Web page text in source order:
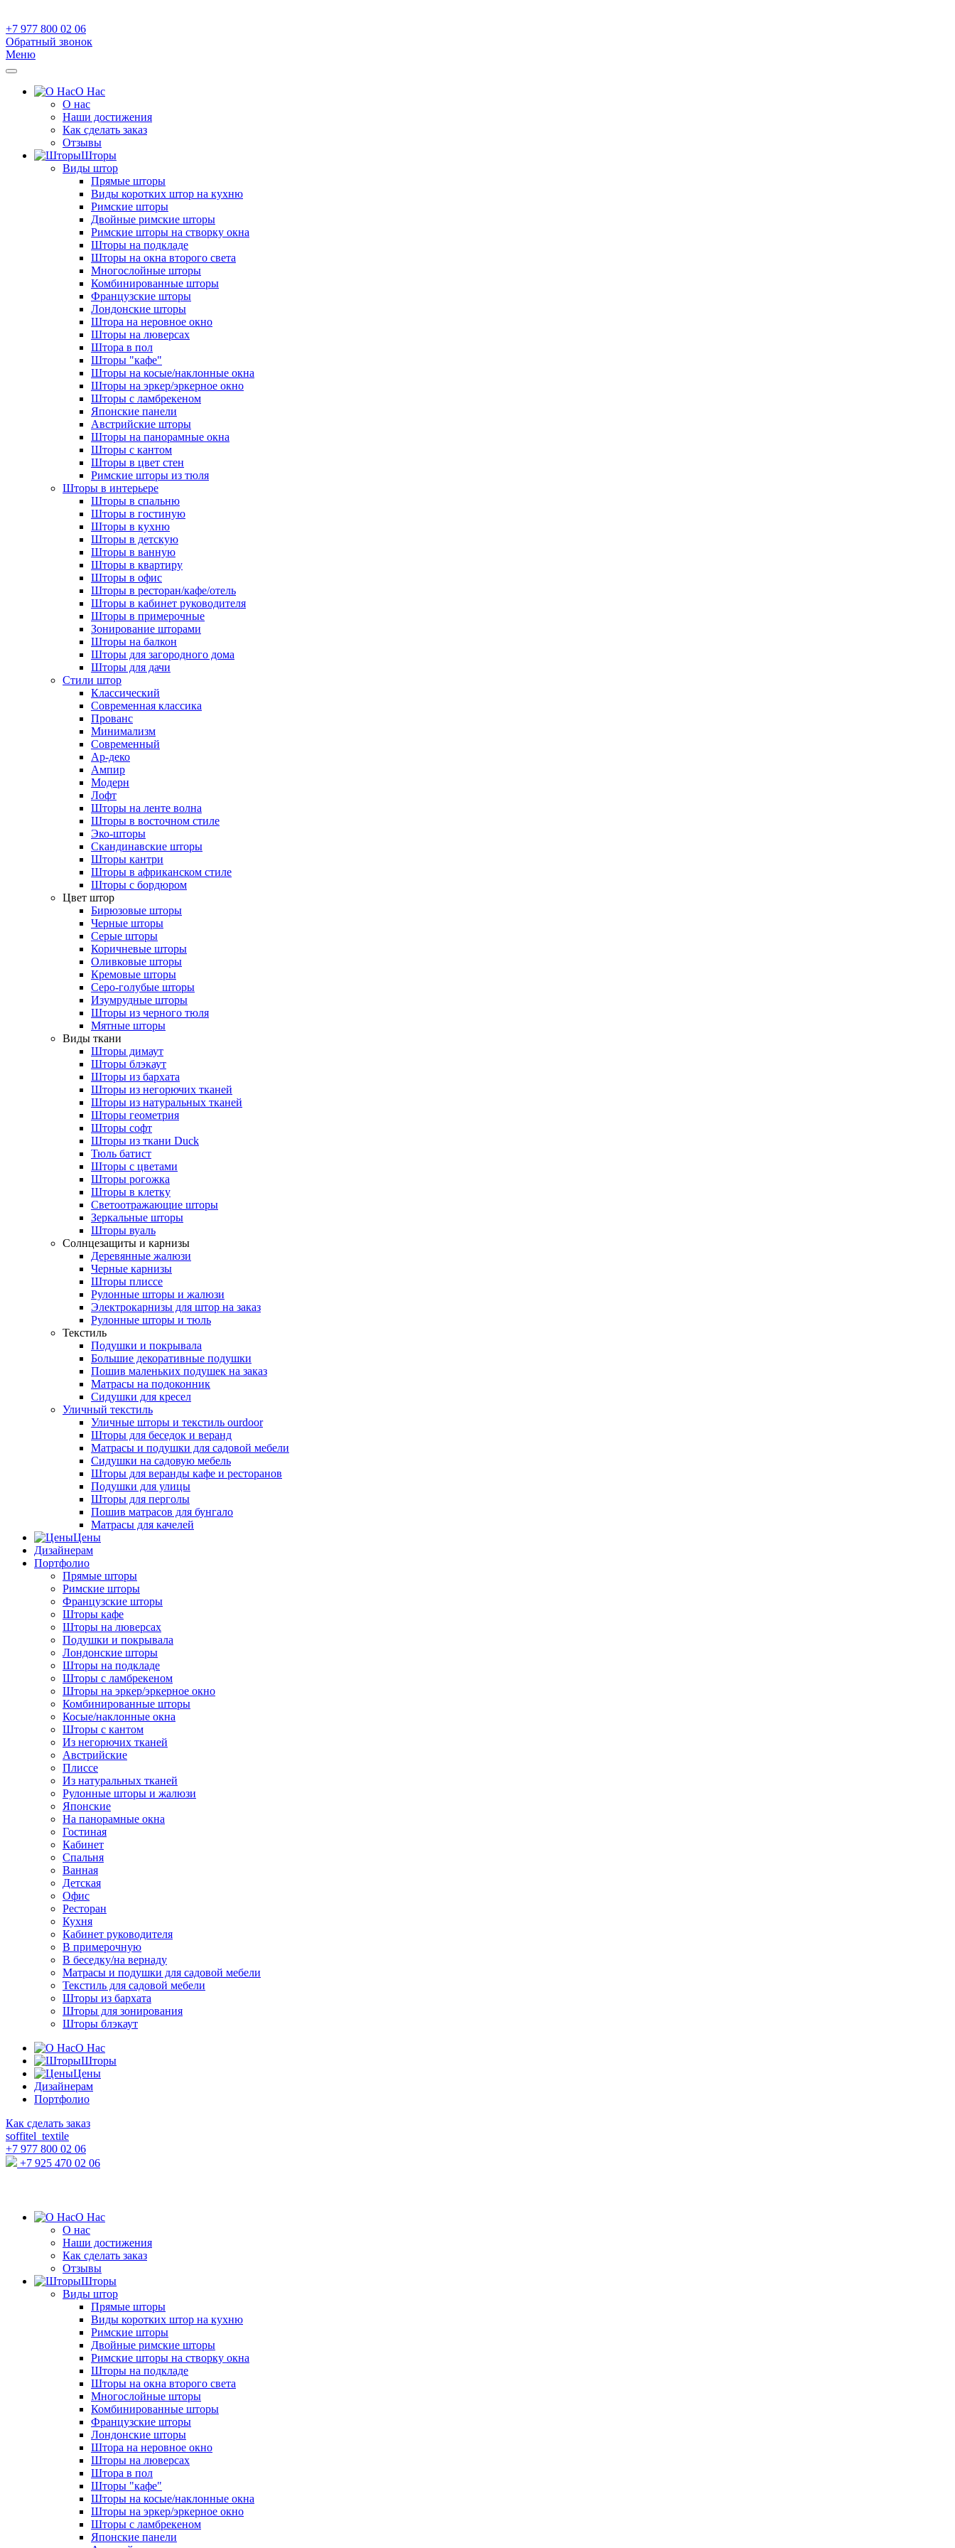
+7 977 800 02 06
Обратный звонок
Меню
О Нас
О нас
Наши достижения
Как сделать заказ
Отзывы
Шторы
Виды штор
Прямые шторы
Виды коротких штор на кухню
Римские шторы
Двойные римские шторы
Римские шторы на створку окна
Шторы на подкладе
Шторы на окна второго света
Многослойные шторы
Комбинированные шторы
Французские шторы
Лондонские шторы
Штора на неровное окно
Шторы на люверсах
Штора в пол
Шторы "кафе"
Шторы на косые/наклонные окна
Шторы на эркер/эркерное окно
Шторы с ламбрекеном
Японские панели
Австрийские шторы
Шторы на панорамные окна
Шторы с кантом
Шторы в цвет стен
Римские шторы из тюля
Шторы в интерьере
Шторы в спальню
Шторы в гостиную
Шторы в кухню
Шторы в детскую
Шторы в ванную
Шторы в квартиру
Шторы в офис
Шторы в ресторан/кафе/отель
Шторы в кабинет руководителя
Шторы в примерочные
Зонирование шторами
Шторы на балкон
Шторы для загородного дома
Шторы для дачи
Стили штор
Классический
Современная классика
Прованс
Минимализм
Современный
Ар-деко
Ампир
Модерн
Лофт
Шторы на ленте волна
Шторы в восточном стиле
Эко-шторы
Скандинавские шторы
Шторы кантри
Шторы в африканском стиле
Шторы с бордюром
Цвет штор
Бирюзовые шторы
Черные шторы
Серые шторы
Коричневые шторы
Оливковые шторы
Кремовые шторы
Серо-голубые шторы
Изумрудные шторы
Шторы из черного тюля
Мятные шторы
Виды ткани
Шторы димаут
Шторы блэкаут
Шторы из бархата
Шторы из негорючих тканей
Шторы из натуральных тканей
Шторы геометрия
Шторы софт
Шторы из ткани Duck
Тюль батист
Шторы с цветами
Шторы рогожка
Шторы в клетку
Светоотражающие шторы
Зеркальные шторы
Шторы вуаль
Солнцезащиты и карнизы
Деревянные жалюзи
Черные карнизы
Шторы плиссе
Рулонные шторы и жалюзи
Электрокарнизы для штор на заказ
Рулонные шторы и тюль
Текстиль
Подушки и покрывала
Большие декоративные подушки
Пошив маленьких подушек на заказ
Матрасы на подоконник
Сидушки для кресел
Уличный текстиль
Уличные шторы и текстиль ourdoor
Шторы для беседок и веранд
Матрасы и подушки для садовой мебели
Сидушки на садовую мебель
Шторы для веранды кафе и ресторанов
Подушки для улицы
Шторы для перголы
Пошив матрасов для бунгало
Матрасы для качелей
Цены
Дизайнерам
Портфолио
Прямые шторы
Римские шторы
Французские шторы
Шторы кафе
Шторы на люверсах
Подушки и покрывала
Лондонские шторы
Шторы на подкладе
Шторы с ламбрекеном
Шторы на эркер/эркерное окно
Комбинированные шторы
Косые/наклонные окна
Шторы с кантом
Из негорючих тканей
Австрийские
Плиссе
Из натуральных тканей
Рулонные шторы и жалюзи
Японские
На панорамные окна
Гостиная
Кабинет
Спальня
Ванная
Детская
Офис
Ресторан
Кухня
Кабинет руководителя
В примерочную
В беседку/на вернаду
Матрасы и подушки для садовой мебели
Текстиль для садовой мебели
Шторы из бархата
Шторы для зонирования
Шторы блэкаут
О Нас
Шторы
Цены
Дизайнерам
Портфолио
Как сделать заказ
soffitel_textile
+7 977 800 02 06
+7 925 470 02 06
О Нас
О нас
Наши достижения
Как сделать заказ
Отзывы
Шторы
Виды штор
Прямые шторы
Виды коротких штор на кухню
Римские шторы
Двойные римские шторы
Римские шторы на створку окна
Шторы на подкладе
Шторы на окна второго света
Многослойные шторы
Комбинированные шторы
Французские шторы
Лондонские шторы
Штора на неровное окно
Шторы на люверсах
Штора в пол
Шторы "кафе"
Шторы на косые/наклонные окна
Шторы на эркер/эркерное окно
Шторы с ламбрекеном
Японские панели